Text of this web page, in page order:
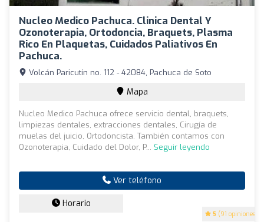
Nucleo Medico Pachuca. Clinica Dental Y
Ozonoterapia, Ortodoncia, Braquets, Plasma
Rico En Plaquetas, Cuidados Paliativos En
Pachuca.
5 (91 opiniones)
Volcán Paricutín no. 112 - 42084, Pachuca de Soto
Mapa
Nucleo Medico Pachuca ofrece servicio dental, braquets,
limpiezas dentales, extracciones dentales, Cirugía de
muelas del juicio, Ortodoncista. También contamos con
Ozonoterapia, Cuidado del Dolor, P... Seguir leyendo
Ver teléfono
Horario